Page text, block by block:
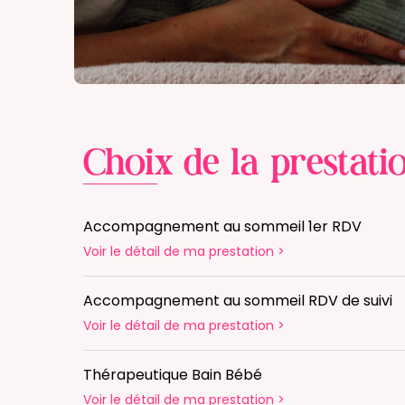
Choix de la
Accompagnement au sommeil 1er RDV
Voir le détail de ma prestation >
Accompagnement au sommeil RDV de suivi
Voir le détail de ma prestation >
Thérapeutique Bain Bébé
Voir le détail de ma prestation >